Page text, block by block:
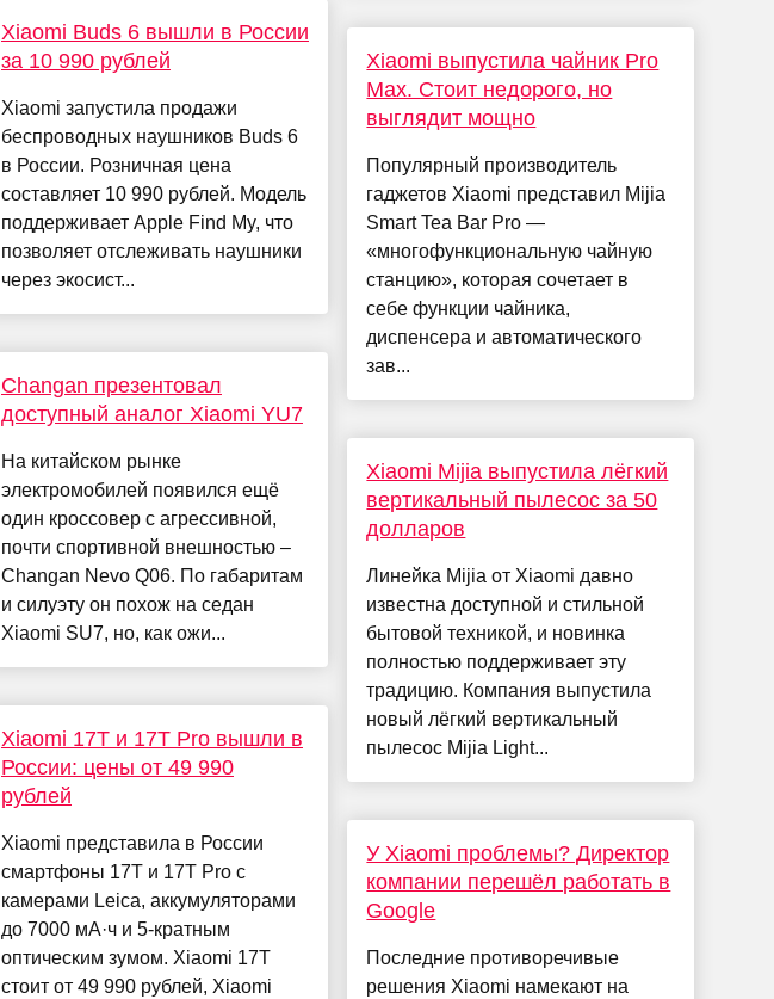
Xiaomi Buds 6 вышли в России
за 10 990 рублей
Xiaomi запустила продажи
беспроводных наушников Buds 6
в России. Розничная цена
составляет 10 990 рублей. Модель
поддерживает Apple Find My, что
позволяет отслеживать наушники
через экосист...
Changan презентовал
доступный аналог Xiaomi YU7
На китайском рынке
электромобилей появился ещё
один кроссовер с агрессивной,
почти спортивной внешностью –
Changan Nevo Q06. По габаритам
и силуэту он похож на седан
Xiaomi SU7, но, как ожи...
Xiaomi 17T и 17T Pro вышли в
России: цены от 49 990
рублей
Xiaomi представила в России
смартфоны 17T и 17T Pro с
камерами Leica, аккумуляторами
до 7000 мА·ч и 5-кратным
оптическим зумом. Xiaomi 17T
стоит от 49 990 рублей, Xiaomi
Xiaomi выпустила чайник Pro
Max. Стоит недорого, но
выглядит мощно
Популярный производитель
гаджетов Xiaomi представил Mijia
Smart Tea Bar Pro —
«многофункциональную чайную
станцию», которая сочетает в
себе функции чайника,
диспенсера и автоматического
зав...
Xiaomi Mijia выпустила лёгкий
вертикальный пылесос за 50
долларов
Линейка Mijia от Xiaomi давно
известна доступной и стильной
бытовой техникой, и новинка
полностью поддерживает эту
традицию. Компания выпустила
новый лёгкий вертикальный
пылесос Mijia Light...
У Xiaomi проблемы? Директор
компании перешёл работать в
Google
Последние противоречивые
решения Xiaomi намекают на